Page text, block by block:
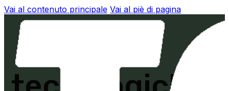
Vai al contenuto principale Vai al piè di pagina
Stanze